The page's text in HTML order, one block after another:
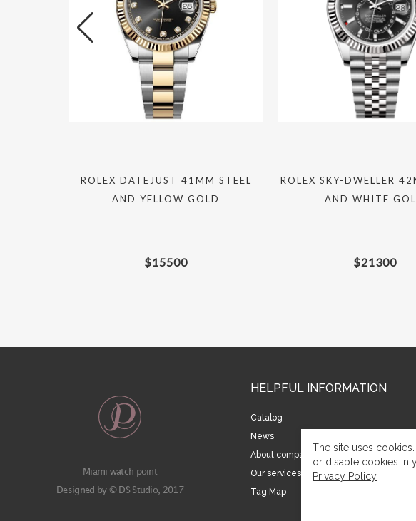
ROLEX DATEJUST 41MM STEEL
AND YELLOW GOLD
$15500
ROLEX SKY-DWELLER
AND WHITE
$21300
Miami watch point
Designed by © DS Studio, 2017
HELPFUL INFORMATION
Catalog
News
About company
Our services
Tag Map
The site uses
or disable cookies in
Privacy Policy